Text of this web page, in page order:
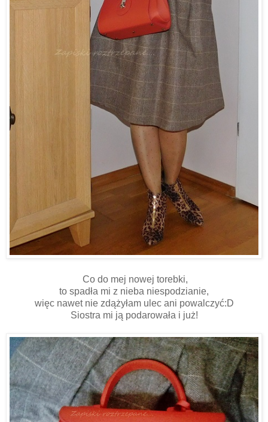
Co do mej nowej torebki,
to spadła mi z nieba niespodzianie,
więc nawet nie zdążyłam ulec ani powalczyć:D
Siostra mi ją podarowała i już!